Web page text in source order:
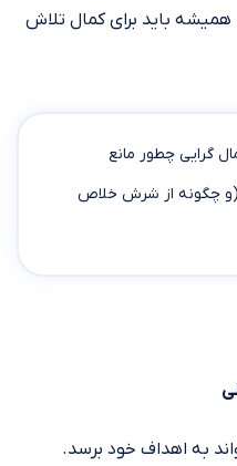
همیشه باید برای کمال تلاش
گرایی چطور مانع
چگونه از شرش خلاص
به اهداف خود برسد.